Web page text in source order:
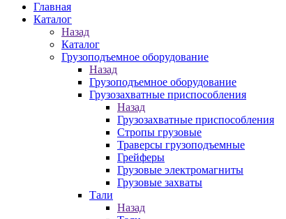
Главная
Каталог
Назад
Каталог
Грузоподъемное оборудование
Назад
Грузоподъемное оборудование
Грузозахватные приспособления
Назад
Грузозахватные приспособления
Стропы грузовые
Траверсы грузоподъемные
Грейферы
Грузовые электромагниты
Грузовые захваты
Тали
Назад